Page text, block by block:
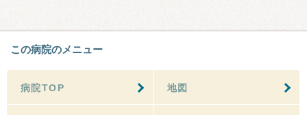
この病院のメニュー
病院TOP 地図